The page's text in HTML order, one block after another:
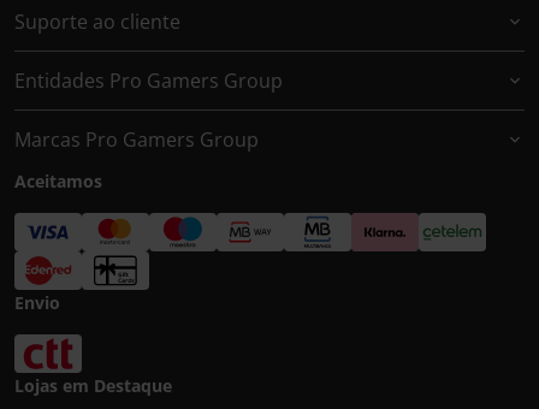
Suporte ao cliente
Entidades Pro Gamers Group
Marcas Pro Gamers Group
Aceitamos
Envio
Lojas em Destaque